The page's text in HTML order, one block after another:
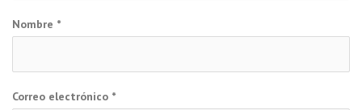
Nombre *
Correo electrónico *